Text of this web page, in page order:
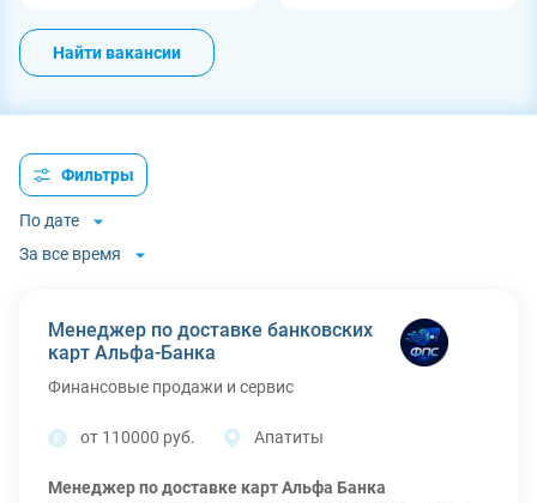
Найти вакансии
Фильтры
По дате
За все время
Менеджер по доставке банковских
карт Альфа-Банка
Финансовые продажи и сервис
от 110000 руб. Апатиты
Менеджер по доставке карт Альфа Банка